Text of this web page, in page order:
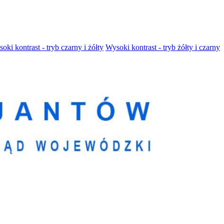
kontrast - tryb czarny i żółty Wysoki kontrast - tryb żółty i czarny